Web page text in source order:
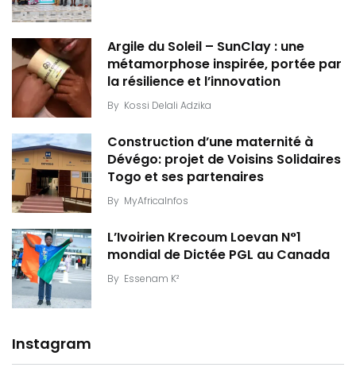
Argile du Soleil – SunClay : une
métamorphose inspirée, portée par
la résilience et l’innovation
By Kossi Delali Adzika
Construction d’une maternité à
Dévégo: projet de Voisins Solidaires
Togo et ses partenaires
By MyAfricaInfos
L’Ivoirien Krecoum Loevan N°1
mondial de Dictée PGL au Canada
By Essenam K²
Instagram